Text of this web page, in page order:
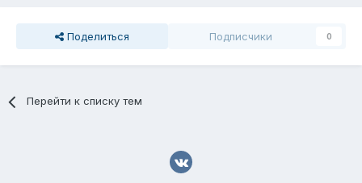
Поделиться Подписчики 0
Перейти к списку тем